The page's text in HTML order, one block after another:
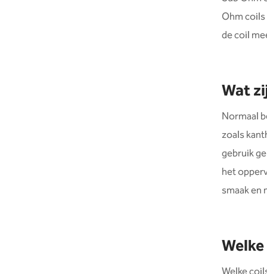
Ohm
de coil
Wat
Normaal
zoals
gebruik
het
smaak en